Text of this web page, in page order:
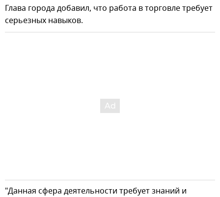
Глава города добавил, что работа в торговле требует
серьезных навыков.
"Данная сфера деятельности требует знаний и